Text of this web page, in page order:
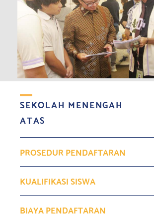
SEKOLAH MENENGAH
ATAS
PROSEDUR PENDAFTARAN
KUALIFIKASI SISWA
BIAYA PENDAFTARAN